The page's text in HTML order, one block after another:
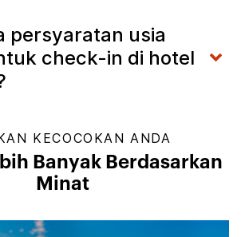
persyaratan usia
check-in di hotel
KECOCOKAN ANDA
Banyak Berdasarkan
Minat